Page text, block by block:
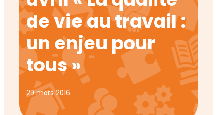
de vie au travail :
un enjeu pour
tous »
29 mars 2016